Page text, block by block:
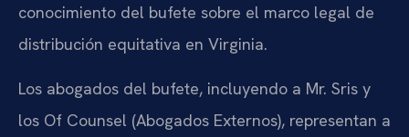
conocimiento del bufete sobre el marco legal de
distribución equitativa en Virginia.
Los abogados del bufete, incluyendo a Mr. Sris y
los Of Counsel (Abogados Externos), representan a